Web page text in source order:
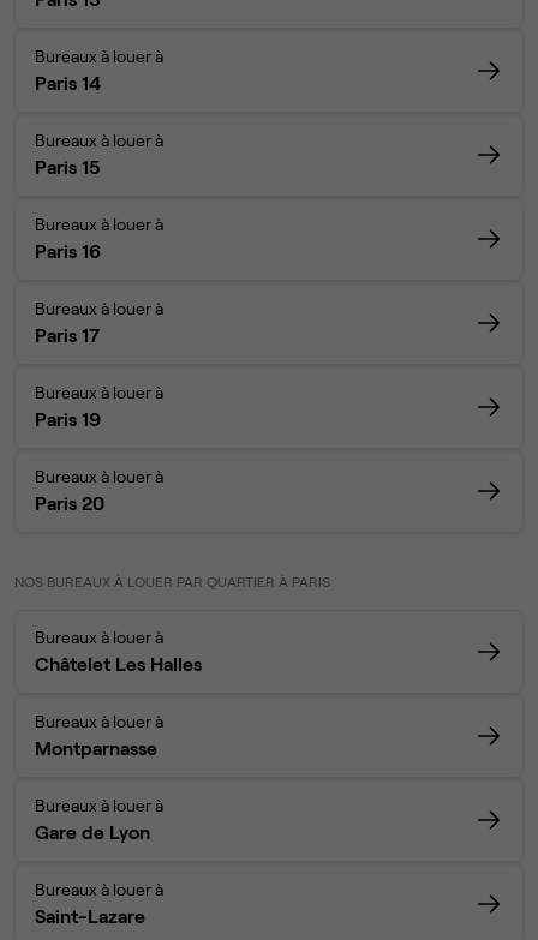
Bureaux à louer à
Paris 14
Bureaux à louer à
Paris 15
Bureaux à louer à
Paris 16
Bureaux à louer à
Paris 17
Bureaux à louer à
Paris 19
Bureaux à louer à
Paris 20
NOS BUREAUX À LOUER PAR QUARTIER À PARIS
Bureaux à louer à
Châtelet Les Halles
Bureaux à louer à
Montparnasse
Bureaux à louer à
Gare de Lyon
Bureaux à louer à
Saint-Lazare